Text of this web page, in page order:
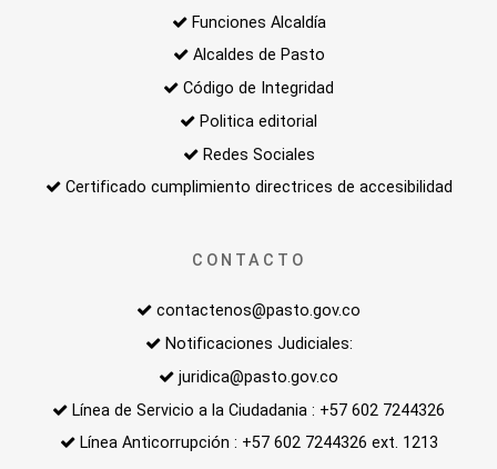
Funciones Alcaldía
Alcaldes de Pasto
Código de Integridad
Politica editorial
Redes Sociales
Certificado cumplimiento directrices de accesibilidad
CONTACTO
contactenos@pasto.gov.co
Notificaciones Judiciales:
juridica@pasto.gov.co
Línea de Servicio a la Ciudadania : +57 602 7244326
Línea Anticorrupción : +57 602 7244326 ext. 1213